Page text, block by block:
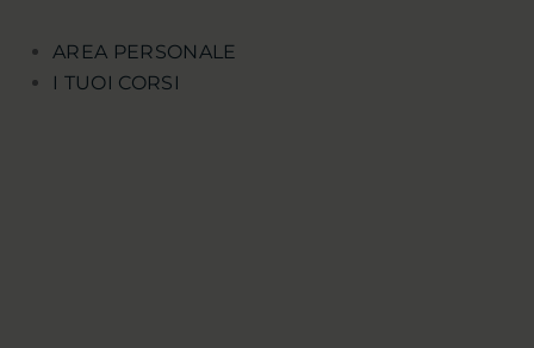
AREA PERSONALE
I TUOI CORSI